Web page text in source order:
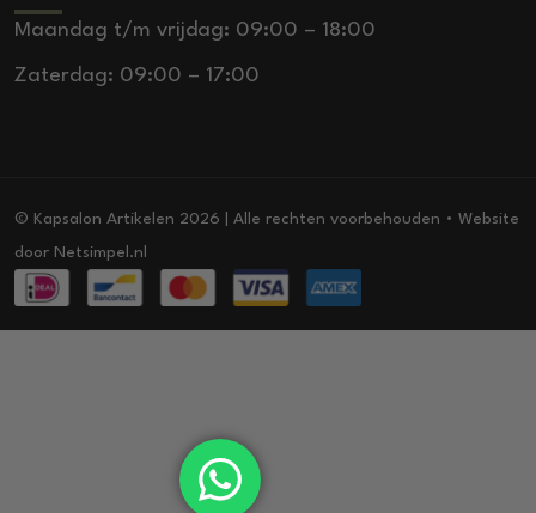
Maandag t/m vrijdag: 09:00 – 18:00
Zaterdag: 09:00 – 17:00
© Kapsalon Artikelen 2026 | Alle rechten voorbehouden • Website
door Netsimpel.nl